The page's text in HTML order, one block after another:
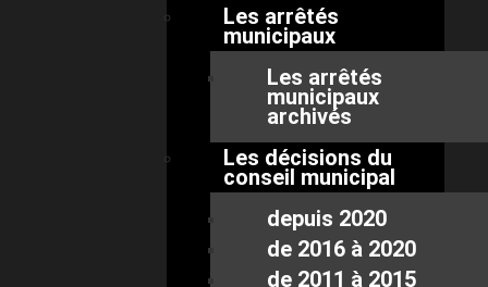
Les arrêtés
municipaux
Les arrêtés
municipaux
archivés
Les décisions du
conseil municipal
depuis 2020
de 2016 à 2020
de 2011 à 2015